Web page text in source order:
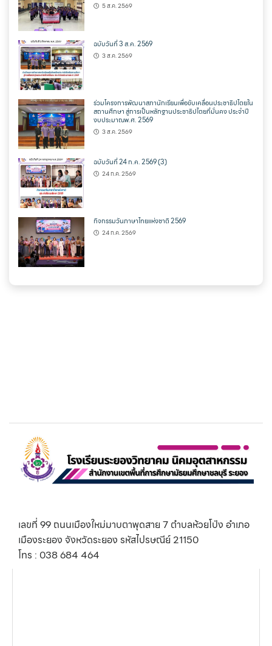
5 ส.ค. 2569
ฉบับวันที่ 3 ส.ค. 2569
3 ส.ค. 2569
ร่วมโครงการพัฒนาสภานักเรียนเพื่อขับเคลื่อนประชาธิปไตยใน
สถานศึกษา สู่การเป็นหลักฐานประชาธิปไตยที่มั่นคง ประจำปี
งบประมาณพ.ศ. 2569
3 ส.ค. 2569
ฉบับวันที่ 24 ก.ค. 2569 (3)
24 ก.ค. 2569
กิจกรรมวันภาษาไทยแห่งชาติ 2569
24 ก.ค. 2569
เลขที่ 99 ถนนเมืองใหม่มาบตาพุดสาย 7 ตำบลห้วยโป่ง อำเภอ
เมืองระยอง จังหวัดระยอง รหัสไปรษณีย์ 21150
โทร : 038 684 464